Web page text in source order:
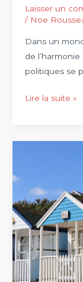
Laisser un
/ Noe
Dans un
de
politiques se
L’amour
diversité
possible
d’être
heureux
en
couple
malgré
Lire la suite »